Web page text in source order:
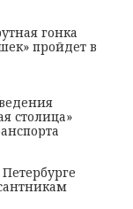
гонка
пройдет в
столица»